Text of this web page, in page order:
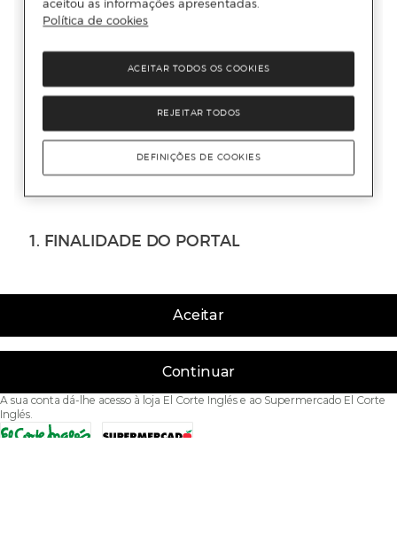
Aceitar
Continuar
A sua conta dá-lhe acesso à loja El Corte Inglés e ao Supermercado El Corte
Inglés.